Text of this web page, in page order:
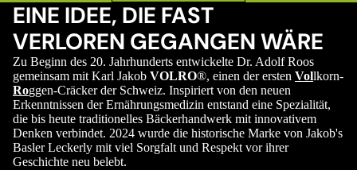
EINE IDEE, DIE FAST
VERLOREN GEGANGEN WÄRE
Zu Beginn des 20. Jahrhunderts entwickelte Dr. Adolf Roos
gemeinsam mit Karl Jakob VOLRO®, einen der ersten Vollkorn-
Roggen-Cräcker der Schweiz. Inspiriert von den neuen
Erkenntnissen der Ernährungsmedizin entstand eine Spezialität,
die bis heute traditionelles Bäckerhandwerk mit innovativem
Denken verbindet. 2024 wurde die historische Marke von Jakob's
Basler Leckerly mit viel Sorgfalt und Respekt vor ihrer
Geschichte neu belebt.